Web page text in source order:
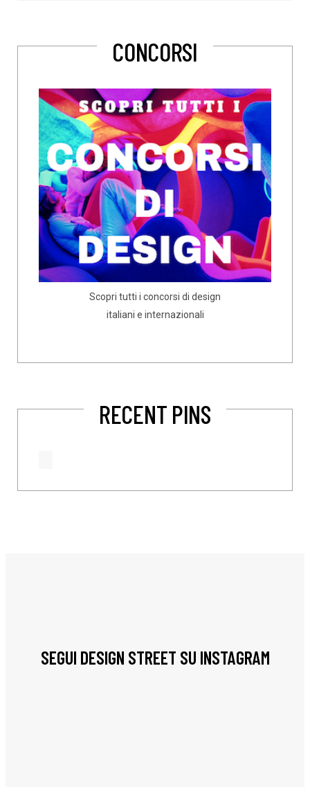
CONCORSI
Scopri tutti i concorsi di design
italiani e internazionali
RECENT PINS
SEGUI DESIGN STREET SU INSTAGRAM